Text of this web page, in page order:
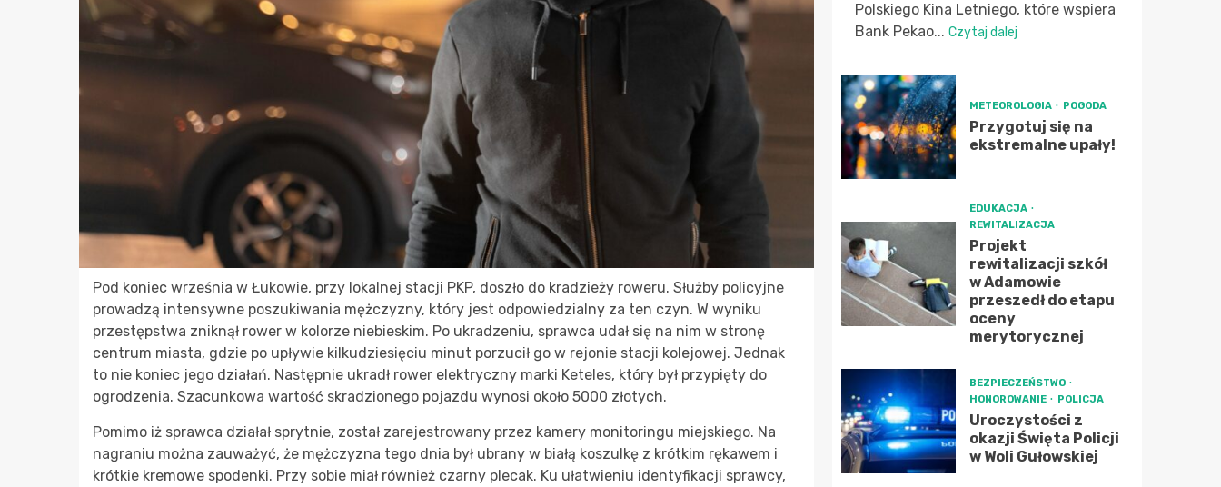
Pod koniec września w Łukowie, przy lokalnej stacji PKP, doszło do kradzieży roweru. Służby policyjne
prowadzą intensywne poszukiwania mężczyzny, który jest odpowiedzialny za ten czyn. W wyniku
przestępstwa zniknął rower w kolorze niebieskim. Po ukradzeniu, sprawca udał się na nim w stronę
centrum miasta, gdzie po upływie kilkudziesięciu minut porzucił go w rejonie stacji kolejowej. Jednak
to nie koniec jego działań. Następnie ukradł rower elektryczny marki Keteles, który był przypięty do
ogrodzenia. Szacunkowa wartość skradzionego pojazdu wynosi około 5000 złotych.
Pomimo iż sprawca działał sprytnie, został zarejestrowany przez kamery monitoringu miejskiego. Na
nagraniu można zauważyć, że mężczyzna tego dnia był ubrany w białą koszulkę z krótkim rękawem i
krótkie kremowe spodenki. Przy sobie miał również czarny plecak. Ku ułatwieniu identyfikacji sprawcy,
Polskiego Kina Letniego, które wspiera
Bank Pekao... Czytaj dalej
METEOROLOGIA POGODA
Przygotuj się na
ekstremalne upały!
EDUKACJA
REWITALIZACJA
Projekt
rewitalizacji szkół
w Adamowie
przeszedł do etapu
oceny
merytorycznej
BEZPIECZEŃSTWO
HONOROWANIE
POLICJA
Uroczystości z
okazji Święta Policji
w Woli Gułowskiej